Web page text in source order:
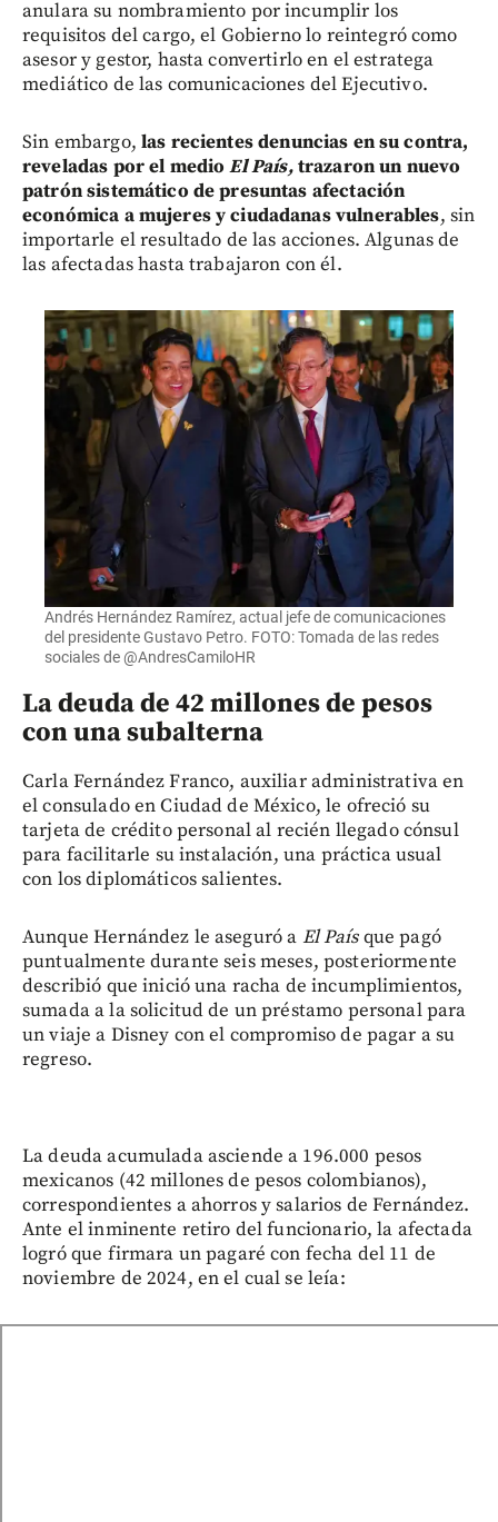
anulara su nombramiento por incumplir los
requisitos del cargo, el Gobierno lo reintegró como
asesor y gestor, hasta convertirlo en el estratega
mediático de las comunicaciones del Ejecutivo.
Sin embargo, las recientes denuncias en su contra,
reveladas por el medioEl País,trazaron un nuevo
patrón sistemático de presuntas afectación
económica a mujeres y ciudadanas vulnerables, sin
importarle el resultado de las acciones. Algunas de
las afectadas hasta trabajaron con él.
Andrés Hernández Ramírez, actual jefe de comunicaciones
del presidente Gustavo Petro. FOTO: Tomada de las redes
sociales de @AndresCamiloHR
La deuda de 42 millones de pesos
con una subalterna
Carla Fernández Franco, auxiliar administrativa en
el consulado en Ciudad de México, le ofreció su
tarjeta de crédito personal al recién llegado cónsul
para facilitarle su instalación, una práctica usual
con los diplomáticos salientes.
Aunque Hernández le aseguró a El Paísque pagó
puntualmente durante seis meses, posteriormente
describió que inició una racha de incumplimientos,
sumada a la solicitud de un préstamo personal para
un viaje a Disney con el compromiso de pagar a su
regreso.
La deuda acumulada asciende a 196.000 pesos
mexicanos (42 millones de pesos colombianos),
correspondientes a ahorros y salarios de Fernández.
Ante el inminente retiro del funcionario, la afectada
logró que firmara un pagaré con fecha del 11 de
noviembre de 2024, en el cual se leía: